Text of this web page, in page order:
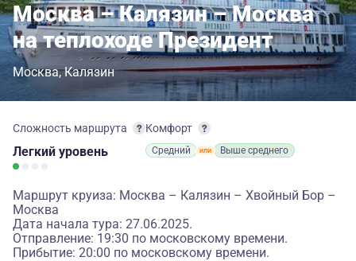
Москва – Калязин – Москва
на теплоходе Президент
Москва Калязин
Сложность маршрута
Легкий уровень
Комфорт
Средний Выше среднего
Маршрут круиза: Москва – Калязин – Хвойный Бор –
Москва
Дата начала тура: 27.06.2025.
Отправление: 19:30 по московскому времени.
Прибытие: 20:00 по московскому времени.